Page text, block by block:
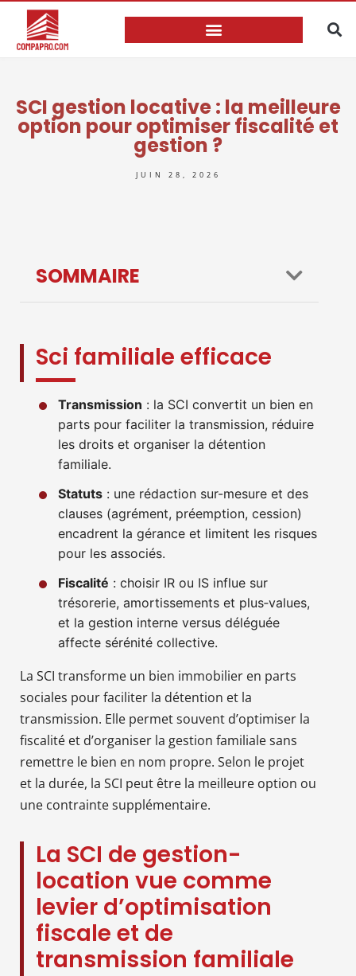
SCI gestion locative : la meilleure
option pour optimiser fiscalité et
gestion ?
JUIN 28, 2026
SOMMAIRE
Sci familiale efficace
Transmission : la SCI convertit un bien en
parts pour faciliter la transmission, réduire
les droits et organiser la détention
familiale.
Statuts : une rédaction sur-mesure et des
clauses (agrément, préemption, cession)
encadrent la gérance et limitent les risques
pour les associés.
Fiscalité : choisir IR ou IS influe sur
trésorerie, amortissements et plus‑values,
et la gestion interne versus déléguée
affecte sérénité collective.
La SCI transforme un bien immobilier en parts
sociales pour faciliter la détention et la
transmission. Elle permet souvent d’optimiser la
fiscalité et d’organiser la gestion familiale sans
remettre le bien en nom propre. Selon le projet
et la durée, la SCI peut être la meilleure option ou
une contrainte supplémentaire.
La SCI de gestion-
location vue comme
levier d’optimisation
fiscale et de
transmission familiale